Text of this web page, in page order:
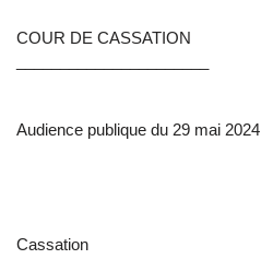
COUR DE CASSATION
Audience publique du 29 mai 2024
Cassation